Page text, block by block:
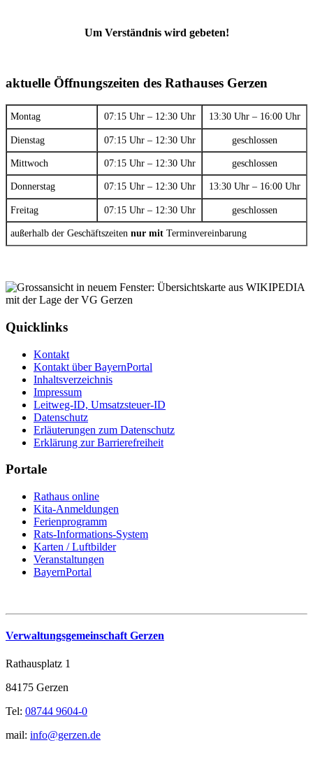
Um Verständnis wird gebeten!
aktuelle Öffnungszeiten des Rathauses Gerzen
Montag 07:15 Uhr – 12:30 Uhr 13:30 Uhr – 16:00 Uhr
Dienstag 07:15 Uhr – 12:30 Uhr geschlossen
Mittwoch 07:15 Uhr – 12:30 Uhr geschlossen
Donnerstag 07:15 Uhr – 12:30 Uhr 13:30 Uhr – 16:00 Uhr
Freitag 07:15 Uhr – 12:30 Uhr geschlossen
außerhalb der Geschäftszeiten nur mit Terminvereinbarung
Quicklinks
Kontakt
Kontakt über BayernPortal
Inhaltsverzeichnis
Impressum
Leitweg-ID, Umsatzsteuer-ID
Datenschutz
Erläuterungen zum Datenschutz
Erklärung zur Barrierefreiheit
Portale
Rathaus online
Kita-Anmeldungen
Ferienprogramm
Rats-Informations-System
Karten / Luftbilder
Veranstaltungen
BayernPortal
Verwaltungsgemeinschaft Gerzen
Rathausplatz 1
84175 Gerzen
Tel: 08744 9604-0
mail: info@gerzen.de